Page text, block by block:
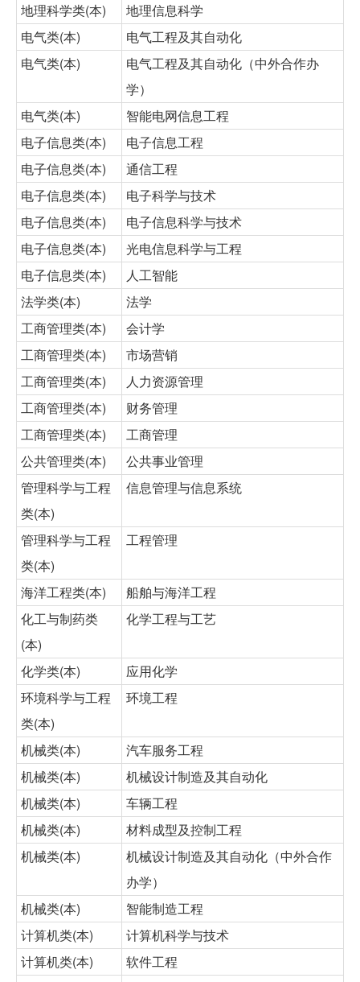
地理科学类(本)
地理信息科学
电气类(本)
电气工程及其自动化
电气类(本)
电气工程及其自动化（中外合作办
学）
电气类(本)
智能电网信息工程
电子信息类(本)
电子信息工程
电子信息类(本)
通信工程
电子信息类(本)
电子科学与技术
电子信息类(本)
电子信息科学与技术
电子信息类(本)
光电信息科学与工程
电子信息类(本)
人工智能
法学类(本)
法学
工商管理类(本)
会计学
工商管理类(本)
市场营销
工商管理类(本)
人力资源管理
工商管理类(本)
财务管理
工商管理类(本)
工商管理
公共管理类(本)
公共事业管理
管理科学与工程
类(本)
信息管理与信息系统
管理科学与工程
类(本)
工程管理
海洋工程类(本)
船舶与海洋工程
化工与制药类
(本)
化学工程与工艺
化学类(本)
应用化学
环境科学与工程
类(本)
环境工程
机械类(本)
汽车服务工程
机械类(本)
机械设计制造及其自动化
机械类(本)
车辆工程
机械类(本)
材料成型及控制工程
机械类(本)
机械设计制造及其自动化（中外合作
办学）
机械类(本)
智能制造工程
计算机类(本)
计算机科学与技术
计算机类(本)
软件工程